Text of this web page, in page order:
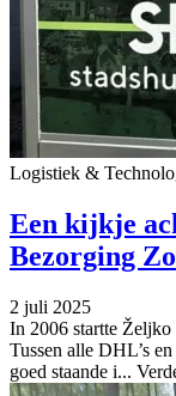
Logistiek &
Een kijkje
Bezorging
2 juli 2025
In 2006 startte
Tussen alle DHL’s
goed staande i...